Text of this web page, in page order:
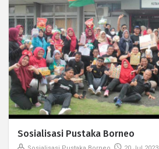
Sosialisasi Pustaka Borneo